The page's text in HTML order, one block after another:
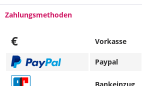
Zahlungsmethoden
€ Vorkasse
Paypal